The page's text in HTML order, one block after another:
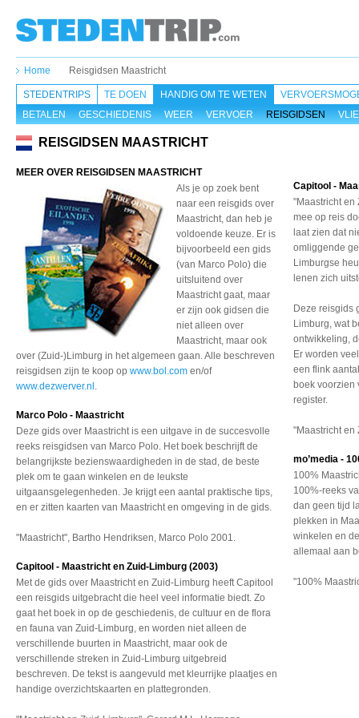
Home Reisgidsen Maastricht
STEDENTRIPS TE DOEN
HANDIG OM TE WETEN
BETALEN
GESCHIEDENIS WEER VERVOER REISGIDSEN
REISGIDSEN MAASTRICHT
MEER OVER REISGIDSEN MAASTRICHT
Als je op zoek bent
naar een reisgids over
Maastricht, dan heb je
voldoende keuze. Er is
bijvoorbeeld een gids
(van Marco Polo) die
uitsluitend over
Maastricht gaat, maar
er zijn ook gidsen die
niet alleen over
Maastricht, maar ook
over (Zuid-)Limburg in het algemeen gaan. Alle beschreven
reisgidsen zijn te koop op www.bol.com en/of
www.dezwerver.nl .
Marco Polo - Maastricht
Deze gids over Maastricht is een uitgave in de succesvolle
reeks reisgidsen van Marco Polo. Het boek beschrijft de
belangrijkste bezienswaardigheden in de stad, de beste
plek om te gaan winkelen en de leukste
uitgaansgelegenheden. Je krijgt een aantal praktische tips,
en er zitten kaarten van Maastricht en omgeving in de gids.
"Maastricht", Bartho Hendriksen, Marco Polo 2001.
Capitool - Maastricht en Zuid-Limburg (2003)
Met de gids over Maastricht en Zuid-Limburg heeft Capitool
een reisgids uitgebracht die heel veel informatie biedt. Zo
gaat het boek in op de geschiedenis, de cultuur en de flora
en fauna van Zuid-Limburg, en worden niet alleen de
verschillende buurten in Maastricht, maar ook de
verschillende streken in Zuid-Limburg uitgebreid
beschreven. De tekst is aangevuld met kleurrijke plaatjes en
handige overzichtskaarten en plattegronden.
Capitool -
"Maastricht en
mee op reis
laat zien dat
omliggende
Limburgse
lenen zich
Deze reisgids
Limburg, wat
ontwikkeling,
Er worden
een flink
boek voorzien
register.
"Maastricht en
mo’media -
100%
100%-reeks
dan geen tijd
plekken in
winkelen en
allemaal aan
"100%